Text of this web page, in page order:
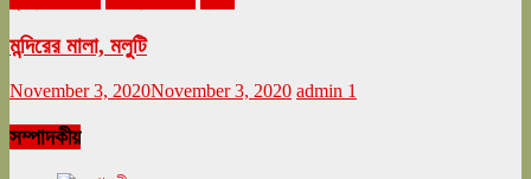
মন্দিরের মালা, মলুটি
November 3, 2020November 3, 2020 admin 1
সম্পাদকীয়